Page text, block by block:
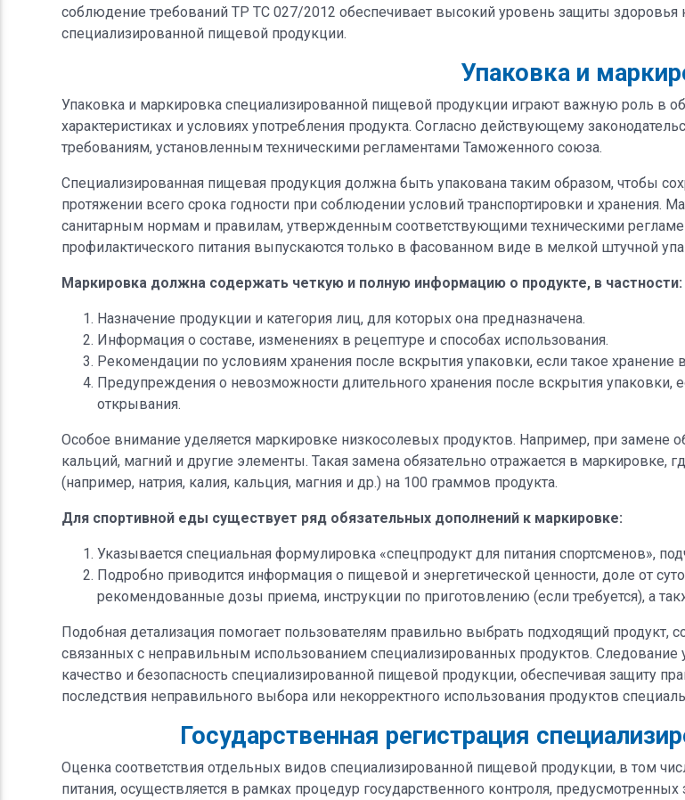
соблюдение требований ТР ТС 027/2012 обеспечивает высокий уровень защиты здоровья
специализированной пищевой продукции.
Упаковка и
Упаковка и маркировка специализированной пищевой продукции играют важную роль в
характеристиках и условиях употребления продукта. Согласно действующему
требованиям, установленным техническими регламентами Таможенного союза.
Специализированная пищевая продукция должна быть упакована таким образом, чтобы
протяжении всего срока годности при соблюдении условий транспортировки и хранения.
санитарным нормам и правилам, утвержденным соответствующими техническими
профилактического питания выпускаются только в фасованном виде в мелкой штучной
Маркировка должна содержать четкую и полную информацию о продукте, в частности:
Назначение продукции и категория лиц, для которых она предназначена.
Информация о составе, изменениях в рецептуре и способах использования.
Рекомендации по условиям хранения после вскрытия упаковки, если такое хранение
Предупреждения о невозможности длительного хранения после вскрытия упаковки,
открывания.
Особое внимание уделяется маркировке низкосолевых продуктов. Например, при замене
кальций, магний и другие элементы. Такая замена обязательно отражается в
(например, натрия, калия, кальция, магния и др.) на 100 граммов продукта.
Для спортивной еды существует ряд обязательных дополнений к маркировке:
Указывается специальная формулировка «спецпродукт для питания спортсменов»,
Подробно приводится информация о пищевой и энергетической ценности, доле от
рекомендованные дозы приема, инструкции по приготовлению (если требуется), а
Подобная детализация помогает пользователям правильно выбрать подходящий
связанных с неправильным использованием специализированных продуктов.
качество и безопасность специализированной пищевой продукции, обеспечивая защиту
последствия неправильного выбора или некорректного использования продуктов
Государственная регистрация
Оценка соответствия отдельных видов специализированной пищевой продукции, в том
питания, осуществляется в рамках процедур государственного контроля,